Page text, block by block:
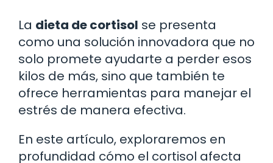
La dieta de cortisol se presenta
como una solución innovadora que no
solo promete ayudarte a perder esos
kilos de más, sino que también te
ofrece herramientas para manejar el
estrés de manera efectiva.
En este artículo, exploraremos en
profundidad cómo el cortisol afecta